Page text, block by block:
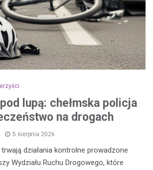
lupą: chełmska policja
na drogach
5 sierpnia 2026
trwają działania kontrolne prowadzone
Wydziału Ruchu Drogowego, które